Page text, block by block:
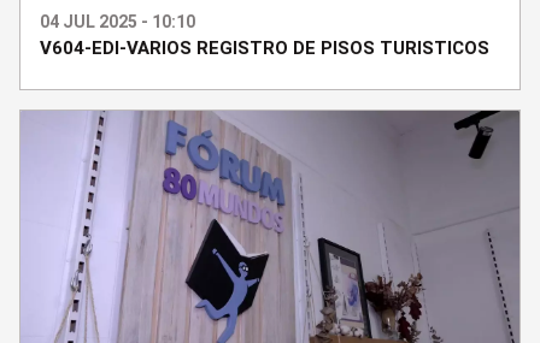
04 JUL 2025 - 10:10
V604-EDI-VARIOS REGISTRO DE PISOS TURISTICOS